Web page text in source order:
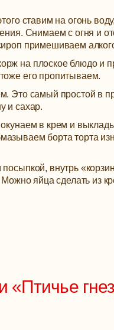
ставим на огонь
Снимаем с огня и
примешиваем
на плоское блюдо и
его пропитываем.
Это самый простой в
и сахар.
в крем и
борта торта
посыпкой, внутрь
яйца сделать из
«Птичье